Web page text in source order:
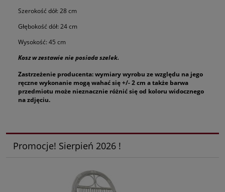
Szerokość dół: 28 cm
Głębokość dół: 24 cm
Wysokość: 45 cm
Kosz w zestawie nie posiada szelek.
Zastrzeżenie producenta: wymiary wyrobu ze względu na jego
ręczne wykonanie mogą wahać się +/- 2 cm a także barwa
przedmiotu może nieznacznie różnić się od koloru widocznego
na zdjęciu.
Promocje! Sierpień 2026 !